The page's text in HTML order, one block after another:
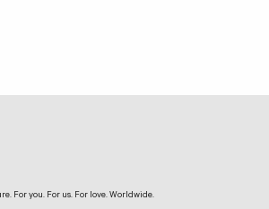
For you. For us. For love. Worldwide.